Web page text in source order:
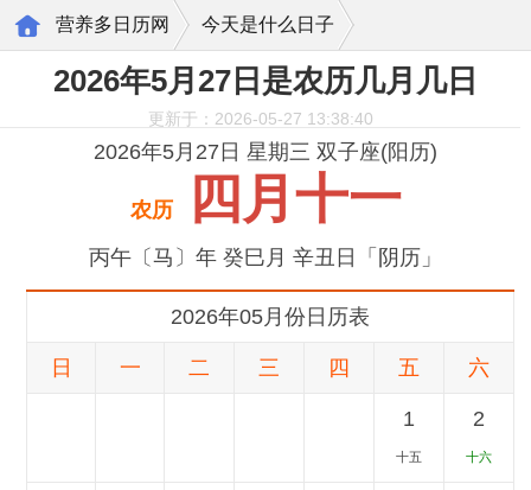
营养多日历网 今天是什么日子
2026年5月27日是农历几月几日
更新于：2026-05-27 13:38:40
2026年5月27日 星期三 双子座(阳历)
农历四月十一
丙午〔马〕年 癸巳月 辛丑日「阴历」
2026年05月份日历表
日 一 二 三 四 五 六
1
十五
2
十六